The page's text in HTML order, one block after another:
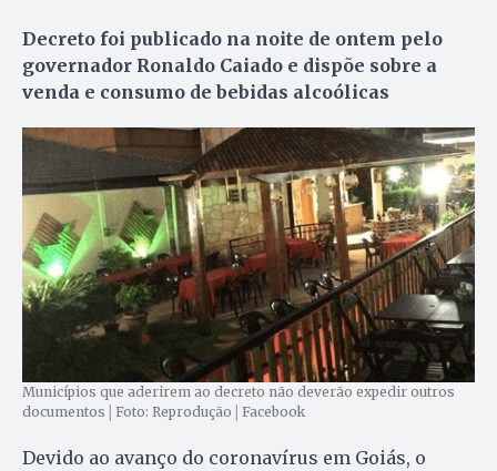
Decreto foi publicado na noite de ontem pelo
governador Ronaldo Caiado e dispõe sobre a
venda e consumo de bebidas alcoólicas
Municípios que aderirem ao decreto não deverão expedir outros
documentos│Foto: Reprodução│Facebook
Devido ao avanço do coronavírus em Goiás, o